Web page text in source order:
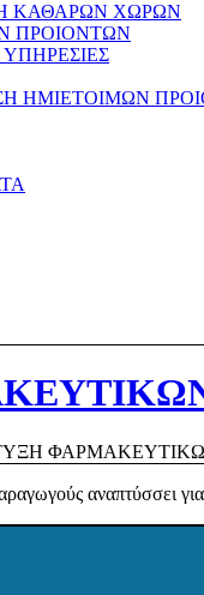
ΚΑΘΑΡΩΝ ΧΩΡΩΝ
ΠΡΟΙΟΝΤΩΝ
ΗΜΙΕΤΟΙΜΩΝ
αναπτύσσει